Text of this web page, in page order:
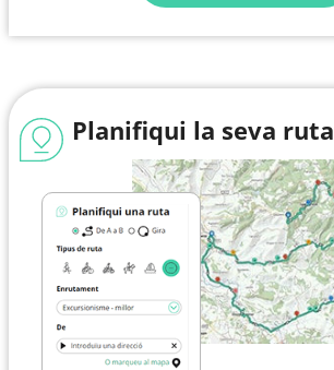
Planifiqui la seva ruta